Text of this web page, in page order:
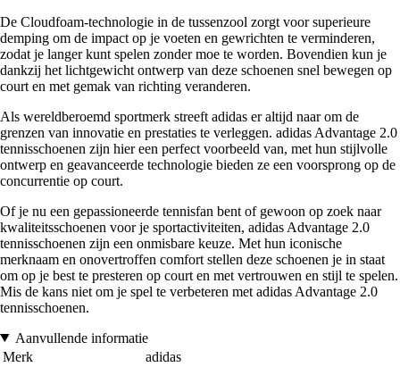
De Cloudfoam-technologie in de tussenzool zorgt voor superieure
demping om de impact op je voeten en gewrichten te verminderen,
zodat je langer kunt spelen zonder moe te worden. Bovendien kun je
dankzij het lichtgewicht ontwerp van deze schoenen snel bewegen op
court en met gemak van richting veranderen.
Als wereldberoemd sportmerk streeft adidas er altijd naar om de
grenzen van innovatie en prestaties te verleggen. adidas Advantage 2.0
tennisschoenen zijn hier een perfect voorbeeld van, met hun stijlvolle
ontwerp en geavanceerde technologie bieden ze een voorsprong op de
concurrentie op court.
Of je nu een gepassioneerde tennisfan bent of gewoon op zoek naar
kwaliteitsschoenen voor je sportactiviteiten, adidas Advantage 2.0
tennisschoenen zijn een onmisbare keuze. Met hun iconische
merknaam en onovertroffen comfort stellen deze schoenen je in staat
om op je best te presteren op court en met vertrouwen en stijl te spelen.
Mis de kans niet om je spel te verbeteren met adidas Advantage 2.0
tennisschoenen.
Aanvullende informatie
Merk
adidas